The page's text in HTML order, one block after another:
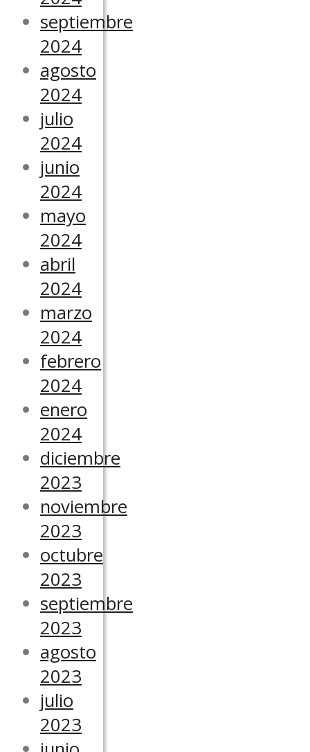
septiembre
2024
agosto
2024
julio
2024
junio
2024
mayo
2024
abril
2024
marzo
2024
febrero
2024
enero
2024
diciembre
2023
noviembre
2023
octubre
2023
septiembre
2023
agosto
2023
julio
2023